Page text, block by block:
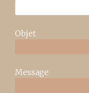
Objet
Message